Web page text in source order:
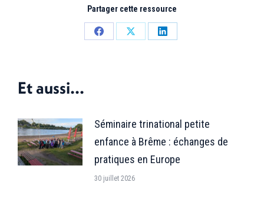
Partager cette ressource
PartagerPartagerPartager
Et aussi...
Séminaire trinational petite
enfance à Brême : échanges de
pratiques en Europe
30 juillet 2026